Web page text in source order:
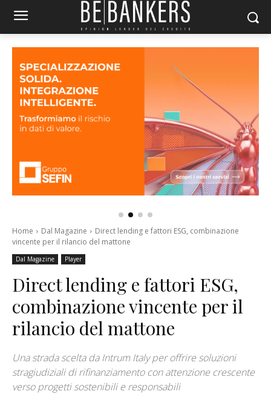
Home Dal Magazine
Direct lending e fattori ESG, combinazione
vincente per il rilancio del mattone
Dal Magazine Player
Direct lending e fattori ESG,
combinazione vincente per il
rilancio del mattone
Una strada scelta da Intrum Italy per offrire soluzioni
stragiudiziali di rifinanziamento con attenzione crescente
verso progetti sostenibili e responsabili